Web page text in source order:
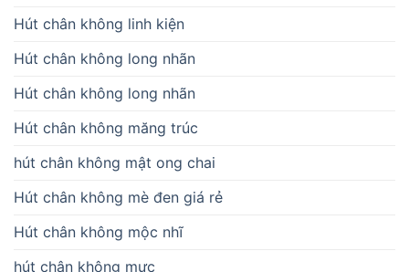
Hút chân không linh kiện
Hút chân không long nhãn
Hút chân không long nhãn
Hút chân không măng trúc
hút chân không mật ong chai
Hút chân không mè đen giá rẻ
Hút chân không mộc nhĩ
hút chân không mực